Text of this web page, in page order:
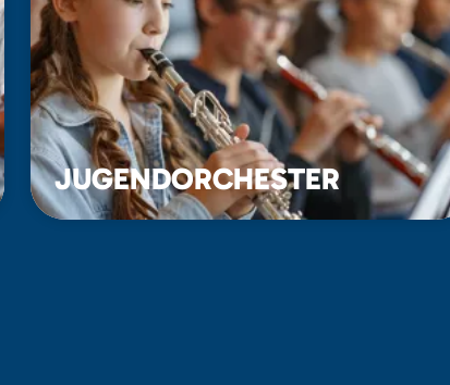
JUGENDORCHESTER